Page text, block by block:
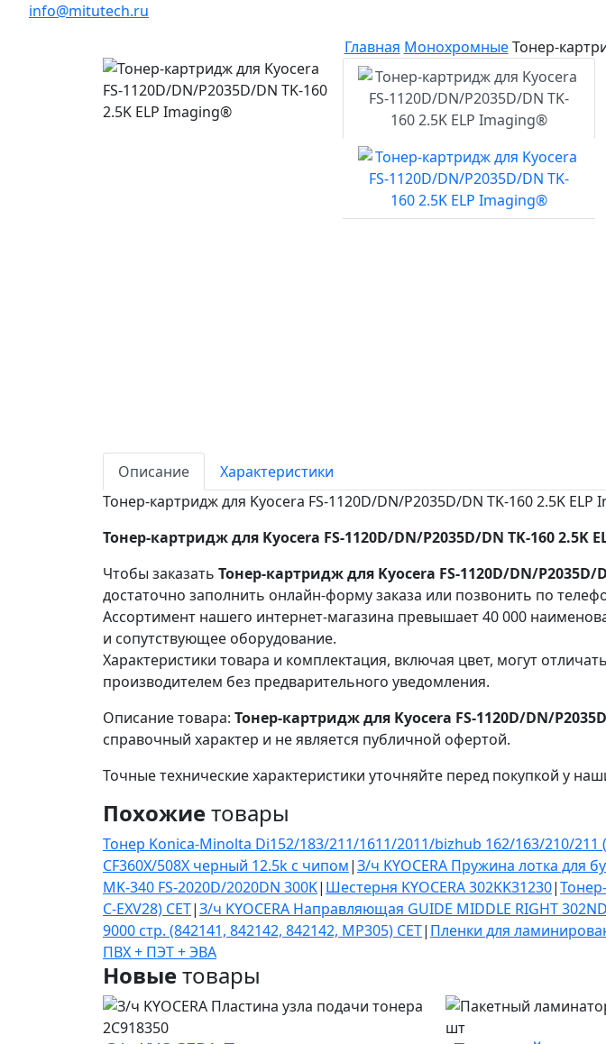
info@mitutech.ru
Главная Монохромные Тонер-
Описание
Характеристики
Тонер-картридж для Kyocera FS-1120D/DN/P2035D/DN TK-160 2.5K ELP
Тонер-картридж для Kyocera FS-1120D/DN/P2035D/DN TK-160 2.5K
Чтобы заказать Тонер-картридж для Kyocera FS-1120D/DN/P2035D/
достаточно заполнить онлайн-форму заказа или позвонить по
Ассортимент нашего интернет-магазина превышает 40 000
и сопутствующее оборудование.
Характеристики товара и комплектация, включая цвет, могут
производителем без предварительного уведомления.
Описание товара: Тонер-картридж для Kyocera FS-1120D/DN/
справочный характер и не является публичной офертой.
Точные технические характеристики уточняйте перед покупкой у
Похожиетовары
Тонер Konica-Minolta Di152/183/211/1611/2011/bizhub 162/163/210/211
CF360X/508X черный 12.5k с чипом|З/ч KYOCERA Пружина лотка для
MK-340 FS-2020D/2020DN 300K| Шестерня KYOCERA 302KK31230|
C-EXV28) CET|З/ч KYOCERA Направляющая GUIDE MIDDLE RIGHT
9000 стр. (842141, 842142, 842142, MP305) CET| Пленки для
ПВХ + ПЭТ + ЭВА
Новыетовары